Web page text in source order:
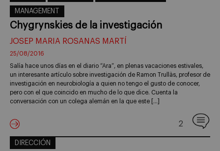
MANAGEMENT
Chygrynskies de la investigación
JOSEP MARIA ROSANAS MARTÍ
25/08/2016
Salía hace unos días en el diario “Ara”, en plenas vacaciones estivales,
un interesante artículo sobre investigación de Ramon Trullàs, profesor de
investigación en neurobiología a quien no tengo el gusto de conocer,
pero con el que coincido en mucho de lo que dice. Cuenta la
conversación con un colega alemán en la que este […]
2
DIRECCIÓN